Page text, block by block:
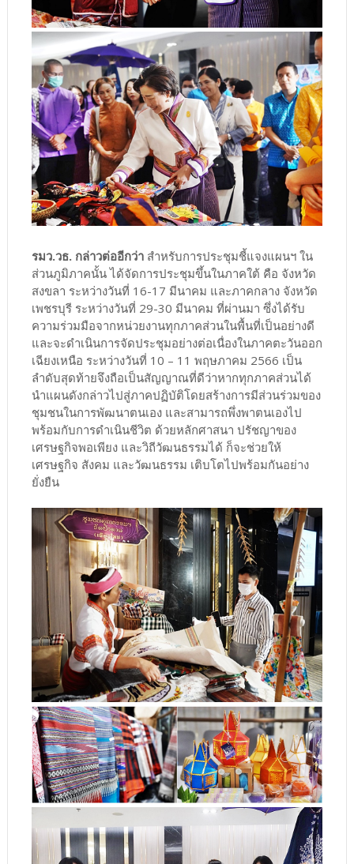
รมว.วธ. กล่าวต่ออีกว่าสำหรับการประชุมชี้แจงแผนฯ ใน
ส่วนภูมิภาคนั้น ได้จัดการประชุมขึ้นในภาคใต้ คือ จังหวัด
สงขลา ระหว่างวันที่ 16-17 มีนาคม และภาคกลาง จังหวัด
เพชรบุรี ระหว่างวันที่ 29-30 มีนาคม ที่ผ่านมา ซึ่งได้รับ
ความร่วมมือจากหน่วยงานทุกภาคส่วนในพื้นที่เป็นอย่างดี
และจะดำเนินการจัดประชุมอย่างต่อเนื่องในภาคตะวันออก
เฉียงเหนือ ระหว่างวันที่ 10 – 11 พฤษภาคม 2566 เป็น
ลำดับสุดท้ายจึงถือเป็นสัญญาณที่ดีว่าหากทุกภาคส่วนได้
นำแผนดังกล่าวไปสู่ภาคปฏิบัติโดยสร้างการมีส่วนร่วมของ
ชุมชนในการพัฒนาตนเอง และสามารถพึ่งพาตนเองไป
พร้อมกับการดำเนินชีวิต ด้วยหลักศาสนา ปรัชญาของ
เศรษฐกิจพอเพียง และวิถีวัฒนธรรมได้ ก็จะช่วยให้
เศรษฐกิจ สังคม และวัฒนธรรม เติบโตไปพร้อมกันอย่าง
ยั่งยืน